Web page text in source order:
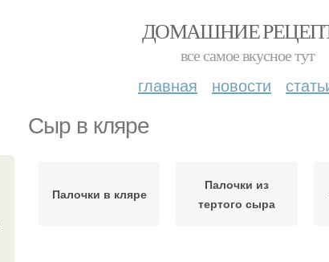
ДОМАШНИЕ
все самое вкусное тут
главная новости
Сыр в кляре
Палочки в кляре
Палочки из
тертого сыра